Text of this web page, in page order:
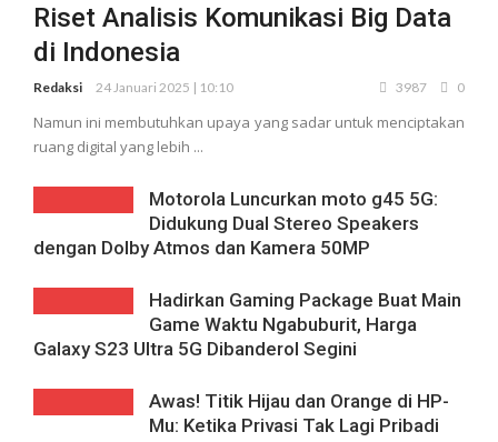
Riset Analisis Komunikasi Big Data
di Indonesia
Redaksi 24 Januari 2025 | 10:10 3987 0
Namun ini membutuhkan upaya yang sadar untuk menciptakan
ruang digital yang lebih ...
Motorola Luncurkan moto g45 5G:
Didukung Dual Stereo Speakers
dengan Dolby Atmos dan Kamera 50MP
Hadirkan Gaming Package Buat Main
Game Waktu Ngabuburit, Harga
Galaxy S23 Ultra 5G Dibanderol Segini
Awas! Titik Hijau dan Orange di HP-
Mu: Ketika Privasi Tak Lagi Pribadi